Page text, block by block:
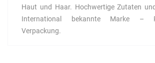
Haut und Haar. Hochwertige Zutaten
International bekannte Marke –
Verpackung.